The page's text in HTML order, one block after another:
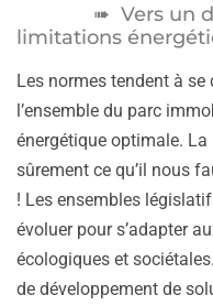
Vers un
limitations
Les normes tendent à se
l’ensemble du parc
énergétique optimale. La
sûrement ce qu’il nous
! Les ensembles
évoluer pour s’adapter
écologiques et
de développement de